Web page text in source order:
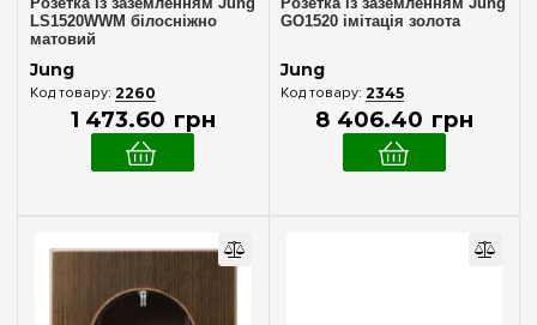
LS1520WWM білосніжно
матовий
Jung
2260
1 473.60 грн
GO1520 імітація золота
Jung
2345
8 406.40 грн